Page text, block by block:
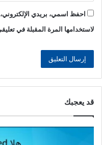
احفظ اسمي، بريدي
لاستخدامها المرة المقبلة في
قد يعجبك